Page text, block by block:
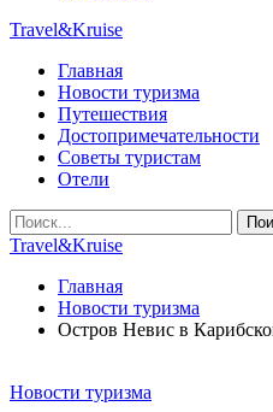
Travel&Kruise
Главная
Новости туризма
Путешествия
Достопримечательности
Советы туристам
Отели
Travel&Kruise
Главная
Новости туризма
Остров Невис в
Новости туризма